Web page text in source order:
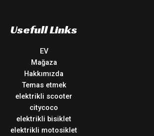
Usefull Links
EV
Mağaza
Hakkımızda
Temas etmek
elektrikli scooter
citycoco
elektrikli bisiklet
elektrikli motosiklet